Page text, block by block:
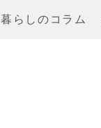
暮らしのコラム